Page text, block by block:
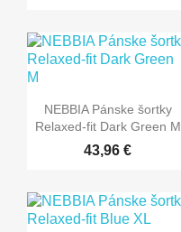
NEBBIA Pánske šortky
Relaxed-fit Dark Green M
43,96 €